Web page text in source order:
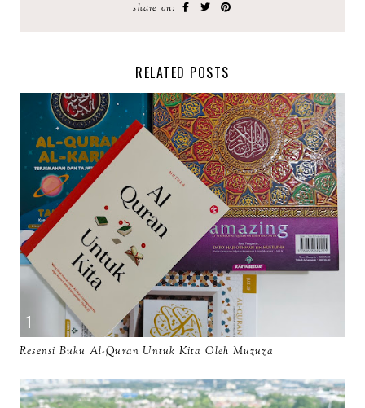
share on:
RELATED POSTS
Resensi Buku Al-Quran Untuk Kita Oleh Muzuza